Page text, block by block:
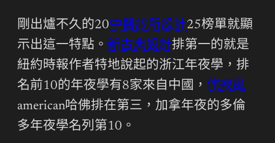
剛出爐不久的20中醫診所設計25榜單就顯
示出這一特點。 新古典設計排第一的就是
紐約時報作者特地說起的浙江年夜學，排
名前10的年夜學有8家來自中國， 侘寂風
american哈佛排在第三，加拿年夜的多倫
多年夜學名列第10。